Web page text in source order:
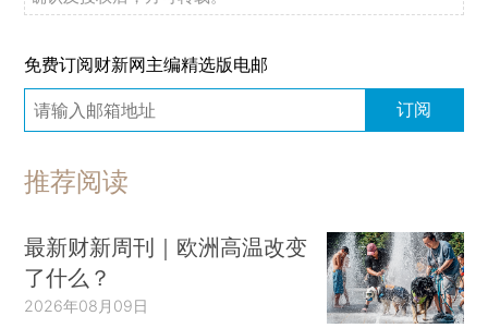
免费订阅财新网主编精选版电邮
订阅
推荐阅读
最新财新周刊｜欧洲高温改变
了什么？
2026年08月09日